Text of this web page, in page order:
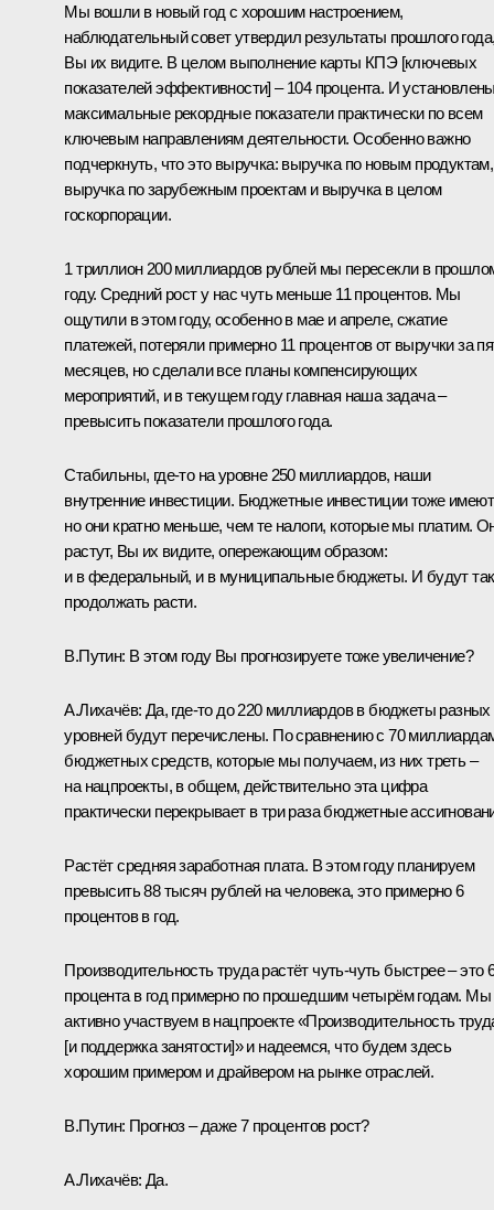
Мы вошли в новый год с хорошим настроением,
наблюдательный совет утвердил результаты прошлого
Вы их видите. В целом выполнение карты КПЭ [ключевых
показателей эффективности] – 104 процента. И
максимальные рекордные показатели практически по всем
ключевым направлениям деятельности. Особенно важно
подчеркнуть, что это выручка: выручка по новым продуктам,
выручка по зарубежным проектам и выручка в целом
госкорпорации.
1 триллион 200 миллиардов рублей мы пересекли в
году. Средний рост у нас чуть меньше 11 процентов. Мы
ощутили в этом году, особенно в мае и апреле, сжатие
платежей, потеряли примерно 11 процентов от выручки за
месяцев, но сделали все планы компенсирующих
мероприятий, и в текущем году главная наша задача –
превысить показатели прошлого года.
Стабильны, где-то на уровне 250 миллиардов, наши
внутренние инвестиции. Бюджетные инвестиции тоже
но они кратно меньше, чем те налоги, которые мы платим.
растут, Вы их видите, опережающим образом:
и в федеральный, и в муниципальные бюджеты. И будут
продолжать расти.
В.Путин: В этом году Вы прогнозируете тоже увеличение?
А.Лихачёв: Да, где-то до 220 миллиардов в бюджеты разных
уровней будут перечислены. По сравнению с 70
бюджетных средств, которые мы получаем, из них треть –
на нацпроекты, в общем, действительно эта цифра
практически перекрывает в три раза бюджетные
Растёт средняя заработная плата. В этом году планируем
превысить 88 тысяч рублей на человека, это примерно 6
процентов в год.
Производительность труда растёт чуть-чуть быстрее – это
процента в год примерно по прошедшим четырём годам. Мы
активно участвуем в нацпроекте «Производительность
[и поддержка занятости]» и надеемся, что будем здесь
хорошим примером и драйвером на рынке отраслей.
В.Путин: Прогноз – даже 7 процентов рост?
А.Лихачёв: Да.